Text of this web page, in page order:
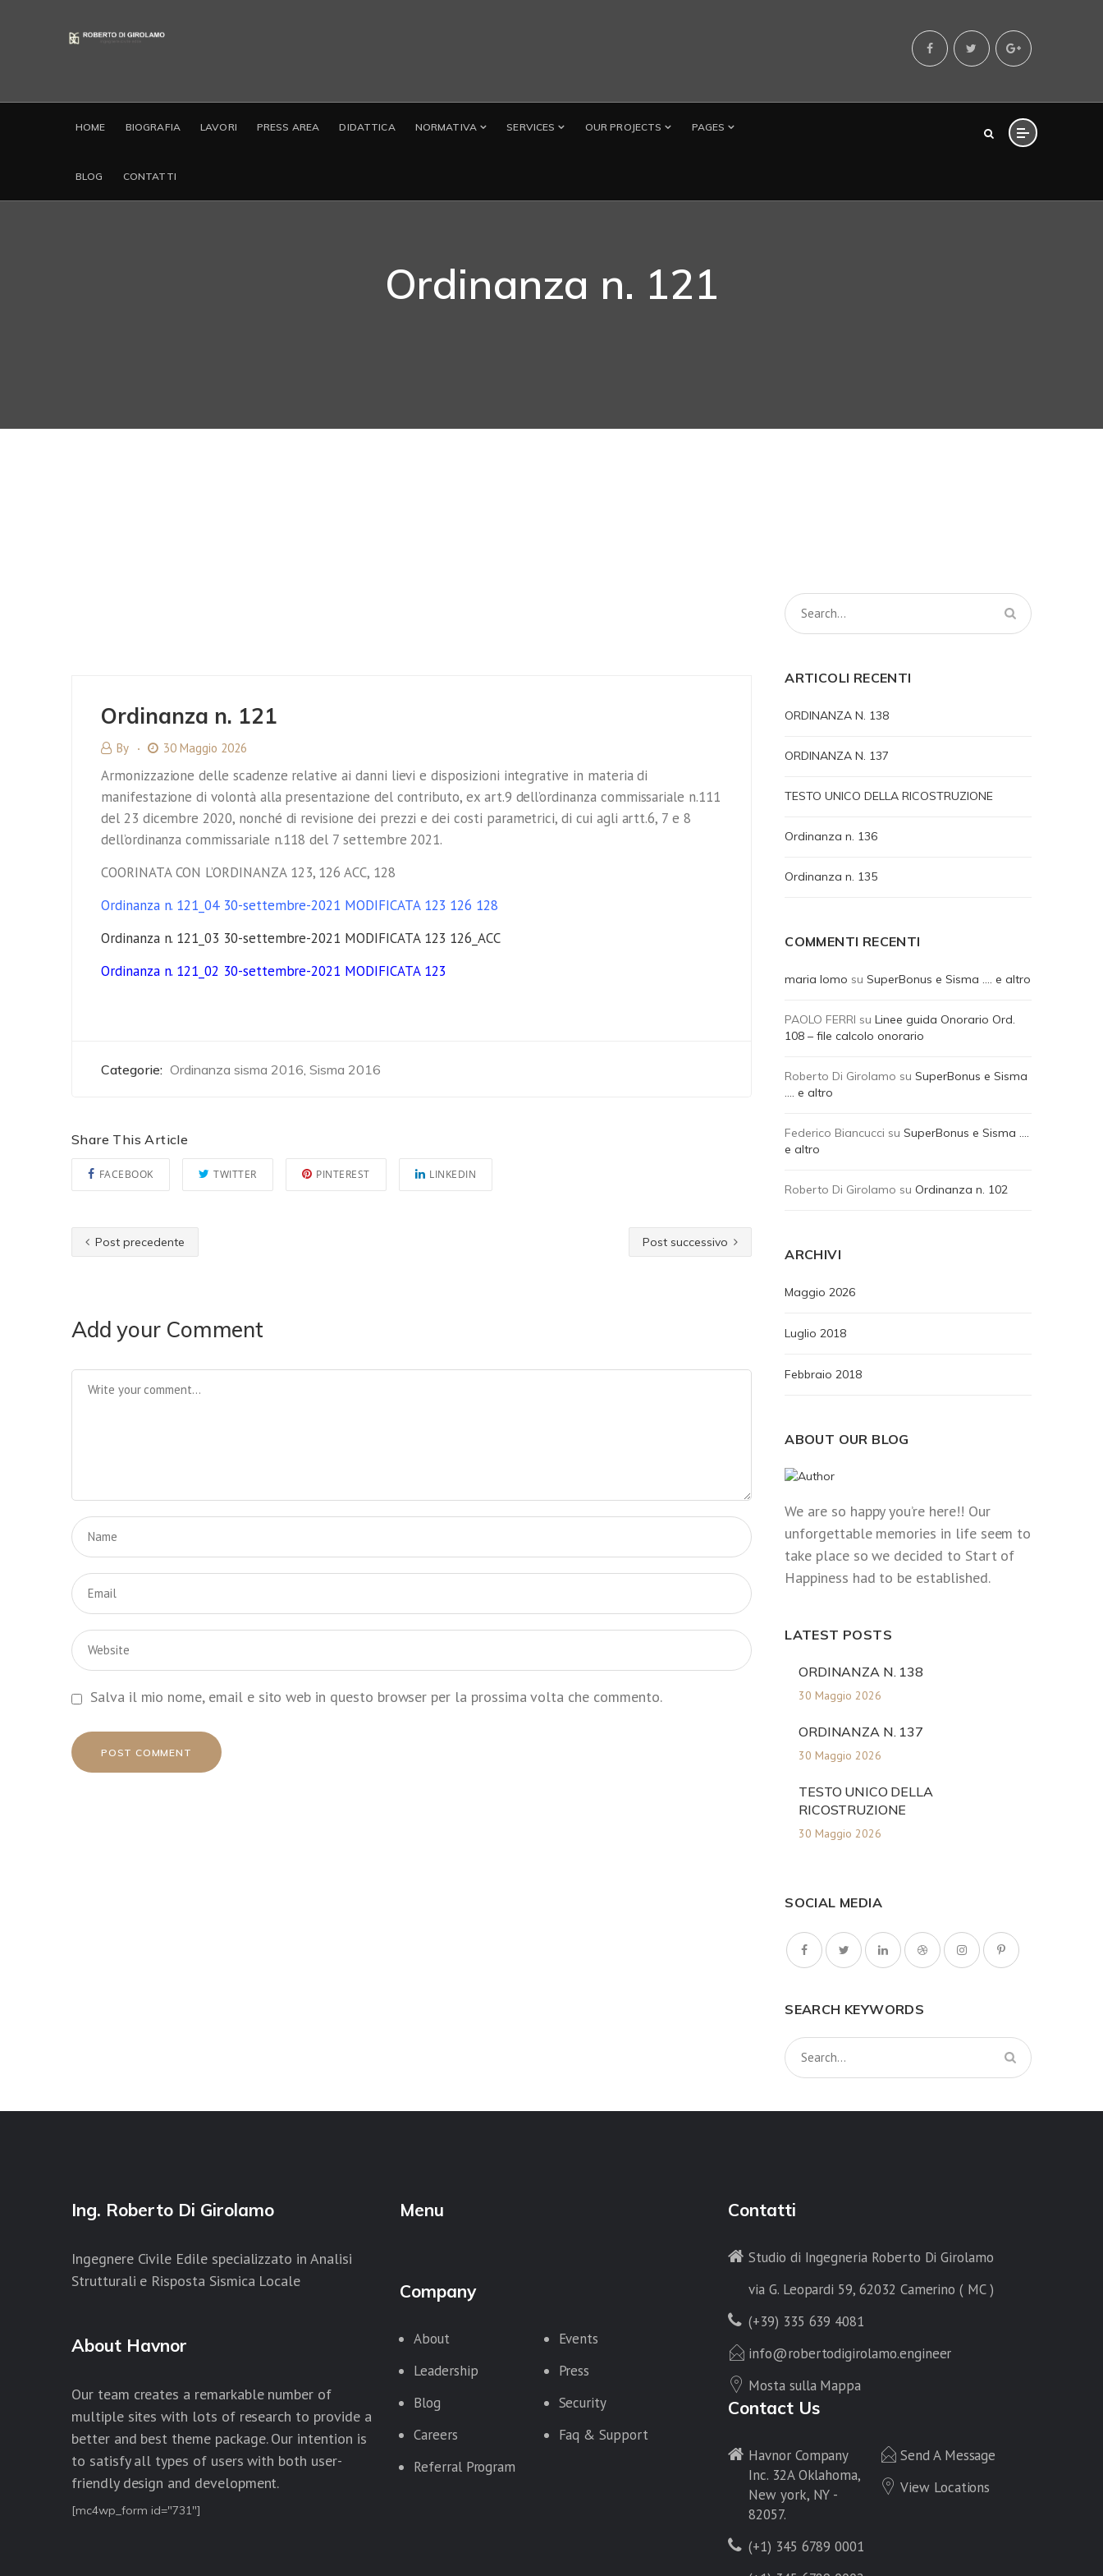
HOME BIOGRAFIA LAVORI PRESS AREA DIDATTICA NORMATIVA SERVICES OUR PROJECTS PAGES
BLOG CONTATTI
Ordinanza n. 121
Ordinanza n. 121
By 30 Maggio 2026
Armonizzazione delle scadenze relative ai danni lievi e disposizioni integrative in materia di
manifestazione di volontà alla presentazione del contributo, ex art.9 dell’ordinanza commissariale n.111
del 23 dicembre 2020, nonché di revisione dei prezzi e dei costi parametrici, di cui agli artt.6, 7 e 8
dell’ordinanza commissariale n.118 del 7 settembre 2021.
COORINATA CON L’ORDINANZA 123, 126 ACC, 128
Ordinanza n. 121_04 30-settembre-2021 MODIFICATA 123 126 128
Ordinanza n. 121_03 30-settembre-2021 MODIFICATA 123 126_ACC
Ordinanza n. 121_02 30-settembre-2021 MODIFICATA 123
Categorie: Ordinanza sisma 2016, Sisma 2016
Share This Article
FACEBOOK TWITTER PINTEREST LINKEDIN
Post precedente Post successivo
Add your Comment
Salva il mio nome, email e sito web in questo browser per la prossima volta che commento.
ARTICOLI RECENTI
ORDINANZA N. 138
ORDINANZA N. 137
TESTO UNICO DELLA RICOSTRUZIONE
Ordinanza n. 136
Ordinanza n. 135
COMMENTI RECENTI
maria lomo suSuperBonus e Sisma …. e altro
PAOLO FERRI suLinee guida Onorario Ord.
108 – file calcolo onorario
Roberto Di Girolamo suSuperBonus e Sisma
…. e altro
Federico Biancucci suSuperBonus e Sisma ….
e altro
Roberto Di Girolamo su Ordinanza n. 102
ARCHIVI
Maggio 2026
Luglio 2018
Febbraio 2018
ABOUT OUR BLOG
We are so happy you’re here!! Our
unforgettable memories in life seem to
take place so we decided to Start of
Happiness had to be established.
LATEST POSTS
ORDINANZA N. 138
30 Maggio 2026
ORDINANZA N. 137
30 Maggio 2026
TESTO UNICO DELLA
RICOSTRUZIONE
30 Maggio 2026
SOCIAL MEDIA
SEARCH KEYWORDS
Ing. Roberto Di Girolamo
Ingegnere Civile Edile specializzato in Analisi
Strutturali e Risposta Sismica Locale
About Havnor
Our team creates a remarkable number of
multiple sites with lots of research to provide a
better and best theme package. Our intention is
to satisfy all types of users with both user-
friendly design and development.
[mc4wp_form id="731"]
Menu
Company
About
Events
Leadership
Press
Blog
Security
Careers
Faq & Support
Referral Program
Contatti
Studio di Ingegneria Roberto Di Girolamo
via G. Leopardi 59, 62032 Camerino ( MC )
(+39) 335 639 4081
info@robertodigirolamo.engineer
Mosta sulla Mappa
Contact Us
Havnor Company
Inc. 32A Oklahoma,
New york, NY -
82057.
(+1) 345 6789 0001
Send A Message
View Locations